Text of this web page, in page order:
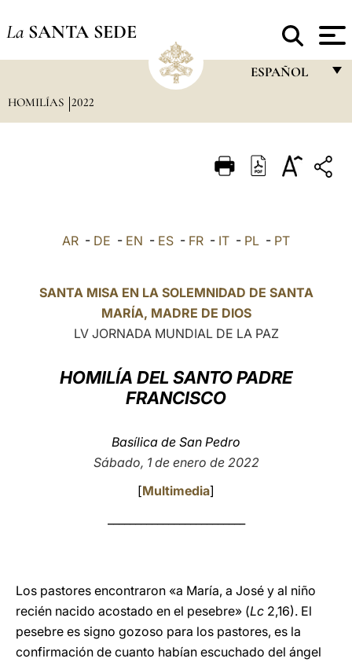
La SANTA SEDE
ESPAÑOL
ITALIANO
POLSKI
العربيّة
LATINE
HOMILÍAS 2022
AR - DE - EN - ES - FR - IT - PL - PT
SANTA MISA EN LA SOLEMNIDAD DE SANTA
MARÍA, MADRE DE DIOS
LV JORNADA MUNDIAL DE LA PAZ
HOMILÍA DEL SANTO PADRE
FRANCISCO
Basílica de San Pedro
Sábado, 1 de enero de 2022
[Multimedia]
Los pastores encontraron «a María, a José y al niño
recién nacido acostado en el pesebre» (Lc 2,16). El
pesebre es signo gozoso para los pastores, es la
confirmación de cuanto habían escuchado del ángel